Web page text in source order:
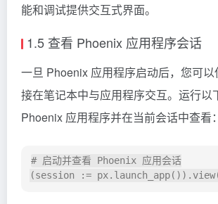
能和调试提供交互式界面。
1.5 查看 Phoenix 应用程序会话
一旦 Phoenix 应用程序启动后，您可
接在笔记本中与应用程序交互。运行以
Phoenix 应用程序并在当前会话中查看：
# 启动并查看 Phoenix 应用会话